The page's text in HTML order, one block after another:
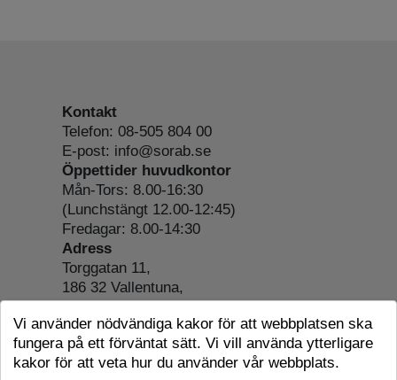
Kontakt
Telefon: 08-505 804 00
E-post: info@sorab.se
Öppettider huvudkontor
Mån-Tors: 8.00-16:30
(Lunchstängt 12.00-12:45)
Fredagar: 8.00-14:30
Adress
Torggatan 11,
186 32 Vallentuna,
Org.nr: 556197-4022
Om webbplatsen
Tillgänglighetsredogörelse
Cookie-information
Vi använder nödvändiga kakor för att webbplatsen ska
fungera på ett förväntat sätt. Vi vill använda ytterligare
kakor för att veta hur du använder vår webbplats.